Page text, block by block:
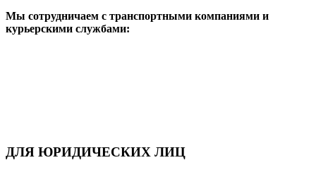
Мы сотрудничаем с транспортными компаниями и
курьерскими службами:
ДЛЯ ЮРИДИЧЕСКИХ ЛИЦ